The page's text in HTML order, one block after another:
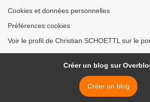
Cookies et données personnelles
Préférences cookies
Voir le profil de Christian SCHOETTL sur le
Créer un blog sur
Créer un blog